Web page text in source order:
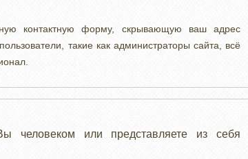
контактную форму, скрывающую ваш адрес
такие как администраторы сайта, всё
человеком или представляете из себя